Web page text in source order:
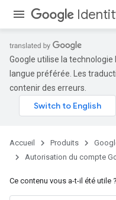
Google utilise la
langue préférée. Les
contenir des erreurs.
Accueil Produits
Autorisation du compte
Ce contenu vous a-t-il été utile ?